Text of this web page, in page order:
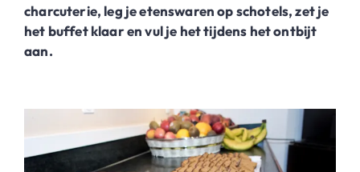
charcuterie, leg je etenswaren op schotels, zet je
het buffet klaar en vul je het tijdens het ontbijt
aan.